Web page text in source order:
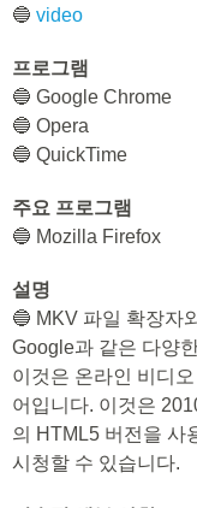
🔵 video
프로그램
🔵 Google Chrome
🔵 Opera
🔵 QuickTime
주요 프로그램
🔵 Mozilla Firefox
설명
🔵 MKV 파일 확장자
Google과 같은 다양
이것은 온라인 비디
어입니다. 이것은
의 HTML5 버전을 사
시청할 수 있습니다.